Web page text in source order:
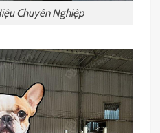
Chuyên Nghiệp